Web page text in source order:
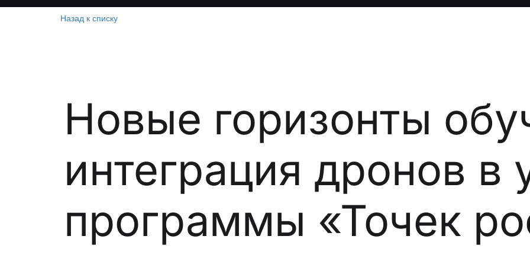
Назад к списку
Новые горизонты
интеграция дронов в
программы «Точек